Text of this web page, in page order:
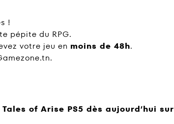
!
pépite du RPG.
votre jeu en moins de 48h.
of Arise PS5 dès aujourd’hui sur